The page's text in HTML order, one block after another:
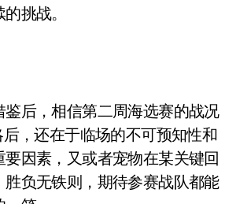
挑战。
后，相信第二周海选赛的战况
，还在于临场的不可预知性和
因素，又或者宠物在某关键回
负无铁则，期待参赛战队都能